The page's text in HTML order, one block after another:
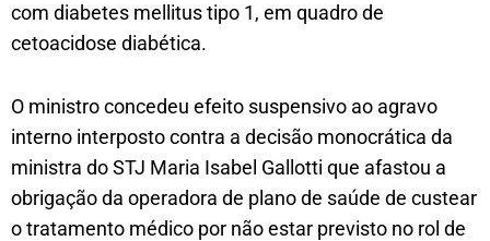
com diabetes mellitus tipo 1, em quadro de
cetoacidose diabética.
O ministro concedeu efeito suspensivo ao agravo
interno interposto contra a decisão monocrática da
ministra do STJ Maria Isabel Gallotti que afastou a
obrigação da operadora de plano de saúde de custear
o tratamento médico por não estar previsto no rol de